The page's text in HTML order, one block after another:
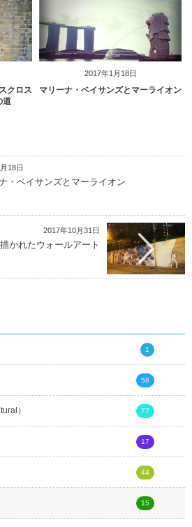
クロス
道
2017年1月18日
マリーナ・ベイサンズとマーライオン
18日
・ベイサンズとマーライオン
2017年10月31日
かれたウォールアート
1
58
） 77
17
44
15